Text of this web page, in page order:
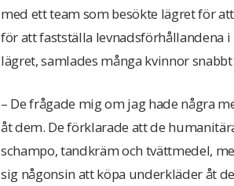
med ett team som besökte lägret för
för att fastställa levnadsförhållandena
lägret, samlades många kvinnor
– De frågade mig om jag hade några
åt dem. De förklarade att de
schampo, tandkräm och tvättmedel,
sig någonsin att köpa underkläder åt